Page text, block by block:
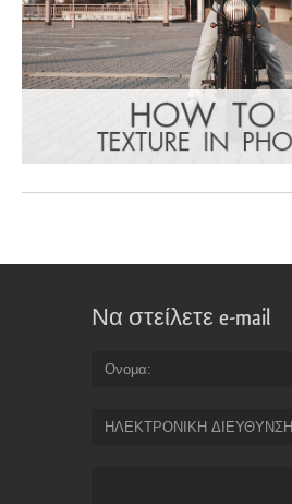
Να στείλετε e-mail
Ονομα
ΗΛΕΚΤΡΟΝΙΚΗ ΔΙΕΥΘΥΝΣΗ